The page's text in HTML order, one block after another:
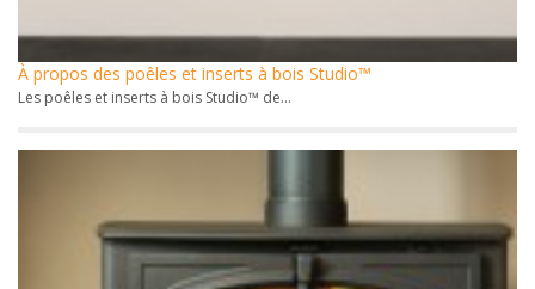
À propos des poêles et inserts à bois Studio™
Les poêles et inserts à bois Studio™ de...